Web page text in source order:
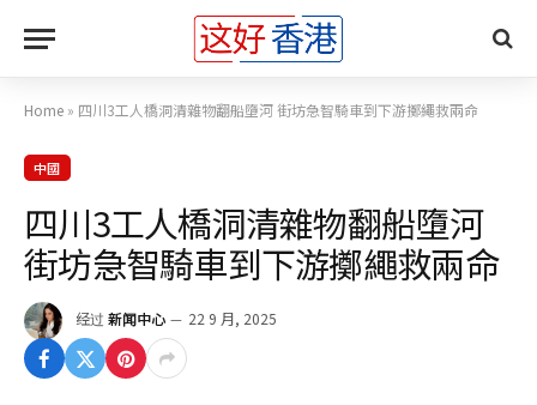
Home » 四川3工人橋洞清雜物翻船墮河 街坊急智騎車到下游擲繩救兩命
中國
四川3工人橋洞清雜物翻船墮河
街坊急智騎車到下游擲繩救兩命
经过 新闻中心 22 9 月, 2025